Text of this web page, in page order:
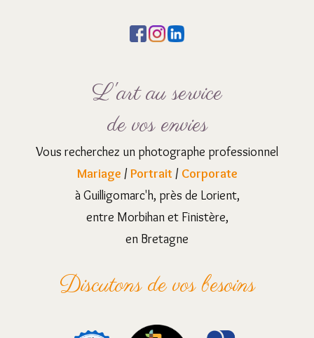
L'art au service
de vos envies
Vous recherchez un photographe professionnel
Mariage /Portrait / Corporate
à Guilligomarc'h, près de Lorient,
entre Morbihan et Finistère,
en Bretagne
Discutons de vos besoins